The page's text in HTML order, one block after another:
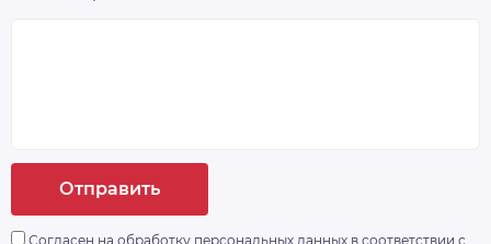
Отправить
Согласен на обработку персональных данных в соответствии с